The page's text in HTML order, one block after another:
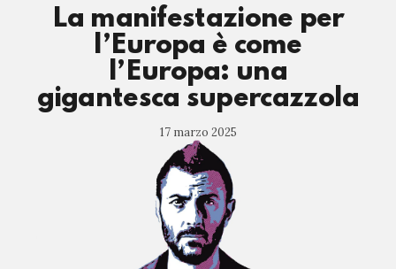
La manifestazione per
l’Europa è come
l’Europa: una
gigantesca supercazzola
17 marzo 2025